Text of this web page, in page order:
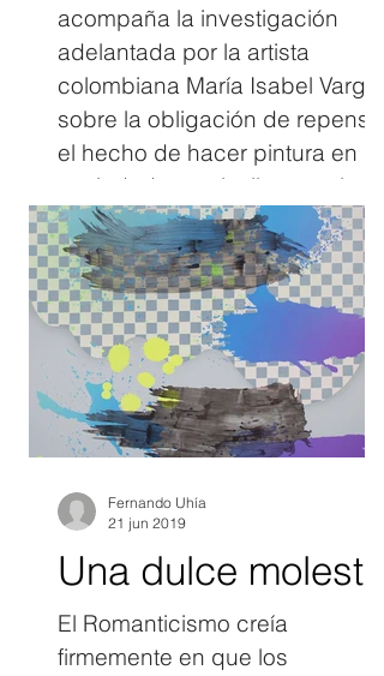
acompaña la investigación
adelantada por la artista
colombiana María Isabel Vargas
sobre la obligación de repensar
el hecho de hacer pintura en la
sociedad actual, ella pone la
necesaria frase: “ Ctrl + P no
sólo se refiere a Control Print ,
también se propone como
Control Paint o Control P , de
pentimento.” Con base en esta
argumentación, además de
referirse al título que engloba
esta serie que ahora exhibe en
la Sala de
Una dulce molestia
El Romanticismo creía
firmemente en que los
Fernando Uhía
21 jun 2019